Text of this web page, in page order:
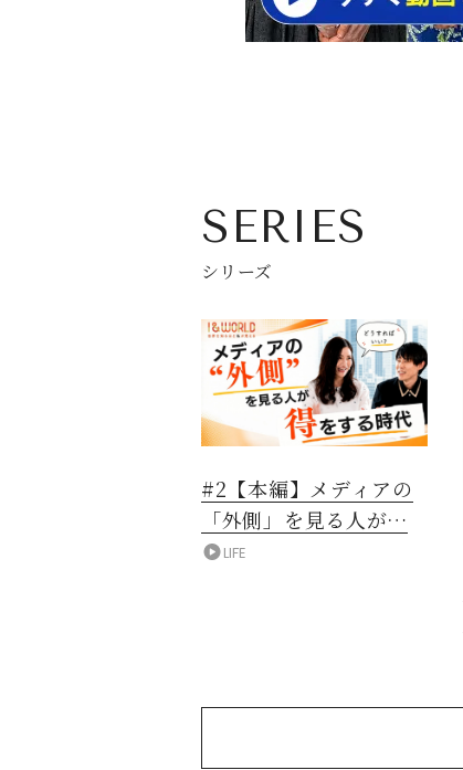
SERIES
シリーズ
#2【本編】メディアの
「外側」を見る人が得
をする時代
LIFE